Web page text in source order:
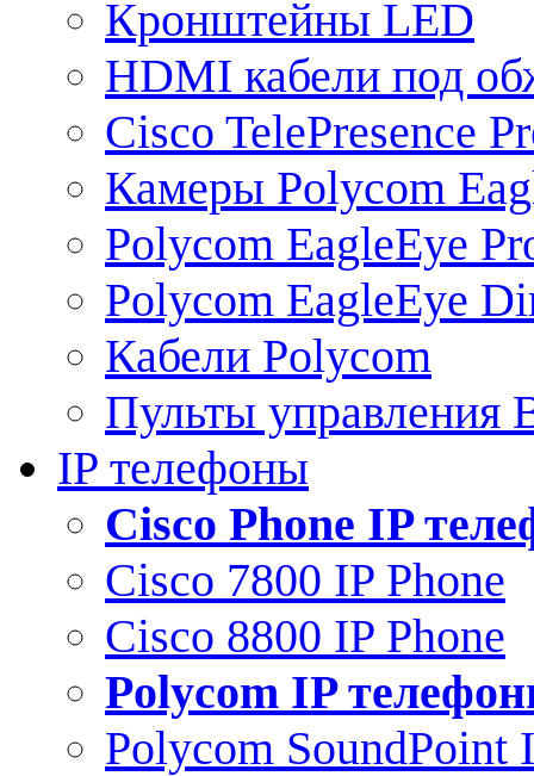
Кронштейны LED
HDMI кабели под
Cisco TelePresence
Камеры Polycom
Polycom EagleEye
Polycom EagleEye
Кабели Polycom
Пульты управления
IP телефоны
Сisco Phone IP
Cisco 7800 IP Phone
Cisco 8800 IP Phone
Polycom IP
Polycom SoundPoint